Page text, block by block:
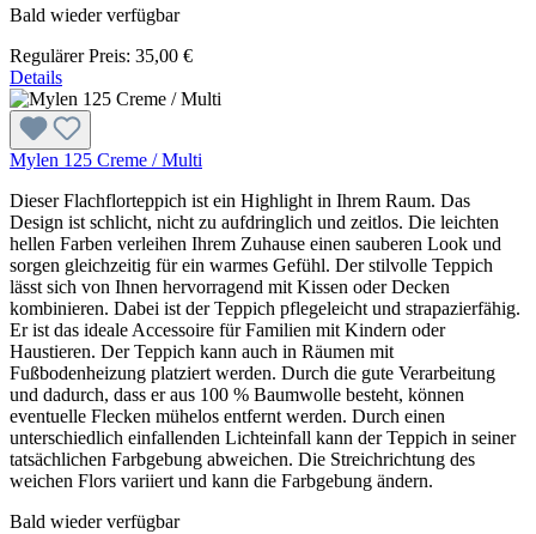
Bald wieder verfügbar
Regulärer Preis: 35,00 €
Details
Mylen 125 Creme / Multi
Dieser Flachflorteppich ist ein Highlight in Ihrem Raum. Das
Design ist schlicht, nicht zu aufdringlich und zeitlos. Die leichten
hellen Farben verleihen Ihrem Zuhause einen sauberen Look und
sorgen gleichzeitig für ein warmes Gefühl. Der stilvolle Teppich
lässt sich von Ihnen hervorragend mit Kissen oder Decken
kombinieren. Dabei ist der Teppich pflegeleicht und strapazierfähig.
Er ist das ideale Accessoire für Familien mit Kindern oder
Haustieren. Der Teppich kann auch in Räumen mit
Fußbodenheizung platziert werden. Durch die gute Verarbeitung
und dadurch, dass er aus 100 % Baumwolle besteht, können
eventuelle Flecken mühelos entfernt werden. Durch einen
unterschiedlich einfallenden Lichteinfall kann der Teppich in seiner
tatsächlichen Farbgebung abweichen. Die Streichrichtung des
weichen Flors variiert und kann die Farbgebung ändern.
Bald wieder verfügbar